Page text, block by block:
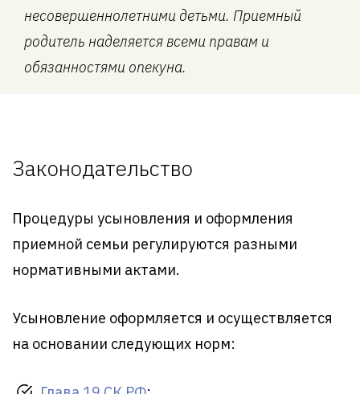
несовершеннолетними детьми. Приемный
родитель наделяется всеми правам и
обязанностями опекуна.
Законодательство
Процедуры усыновления и оформления
приемной семьи регулируются разными
нормативными актами.
Усыновление оформляется и осуществляется
на основании следующих норм: